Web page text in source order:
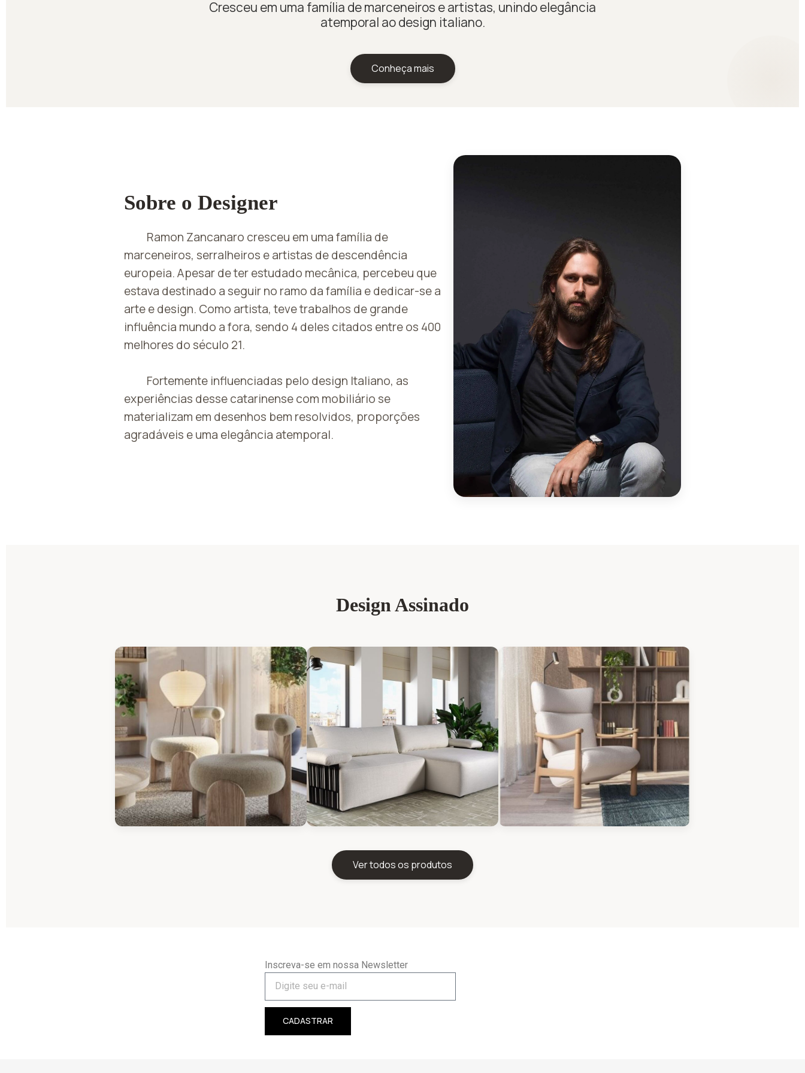
Cresceu em uma família de marceneiros e artistas, unindo elegância
atemporal ao design italiano.
Conheça mais
Sobre o Designer
Ramon Zancanaro cresceu em uma família de
marceneiros, serralheiros e artistas de descendência
europeia. Apesar de ter estudado mecânica, percebeu que
estava destinado a seguir no ramo da família e dedicar-se a
arte e design. Como artista, teve trabalhos de grande
influência mundo a fora, sendo 4 deles citados entre os 400
melhores do século 21.
Fortemente influenciadas pelo design Italiano, as
experiências desse catarinense com mobiliário se
materializam em desenhos bem resolvidos, proporções
agradáveis e uma elegância atemporal.
Design Assinado
Ver todos os produtos
Inscreva-se em nossa Newsletter
CADASTRAR